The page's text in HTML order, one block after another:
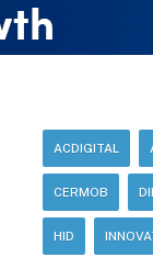
ACDIGITAL
CERMOB
HID